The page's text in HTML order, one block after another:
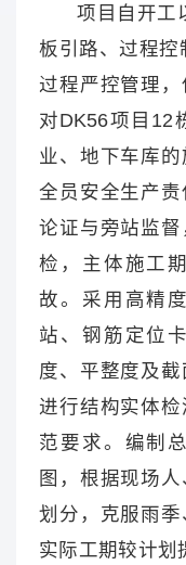
项目自开工
板引路、过程控
过程严控管理
对DK56项目12
业、地下车库
全员安全生产
论证与旁站监
检，主体施工
故。采用高精
站、钢筋定位
度、平整度及
进行结构实体
范要求。编制
图，根据现场
划分，克服雨
实际工期较计划